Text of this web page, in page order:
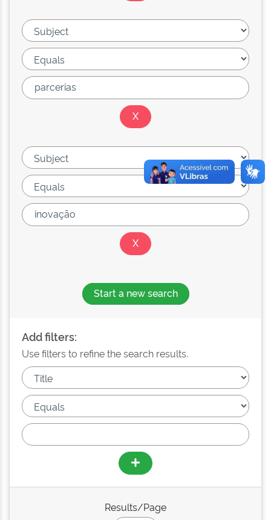
Start a new search
Add filters:
Use filters to refine the search results.
Results/Page